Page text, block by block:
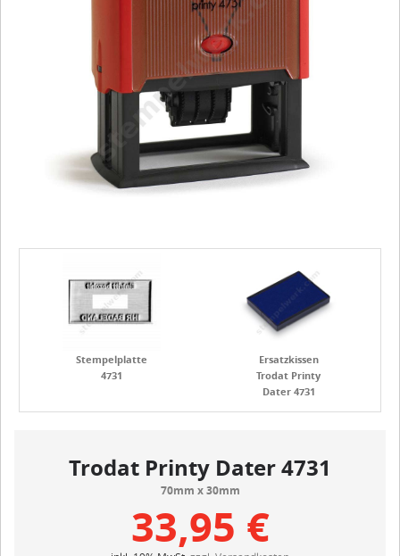
Ersatzkissen
Trodat Printy
Dater 4731
Stempelplatte
4731
Trodat Printy Dater 4731
70mm x 30mm
33,95 €